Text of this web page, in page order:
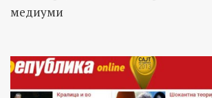
медиуми